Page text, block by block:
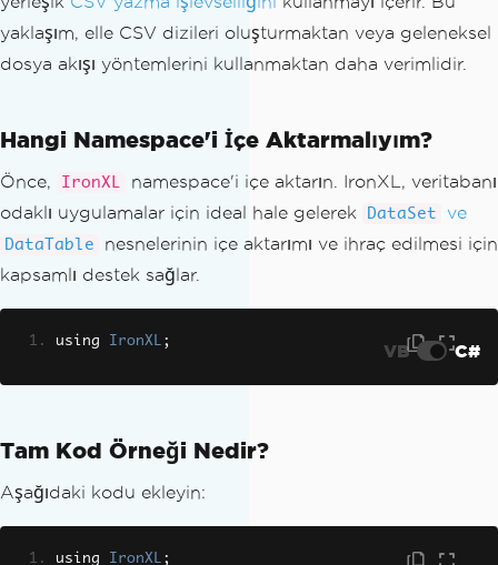
yaklaşım, elle CSV dizileri oluşturmaktan veya geleneksel
dosya akışı yöntemlerini kullanmaktan daha verimlidir.
Hangi Namespace'i İçe Aktarmalıyım?
Önce, IronXL
namespace'i içe aktarın. IronXL, veritabanı
odaklı uygulamalar için ideal hale gelerek
DataSet ve
DataTable
nesnelerinin içe aktarımı ve ihraç edilmesi için
kapsamlı destek sağlar.
using IronXL ; VB C#
Tam Kod Örneği Nedir?
Aşağıdaki kodu ekleyin:
using IronXL ;